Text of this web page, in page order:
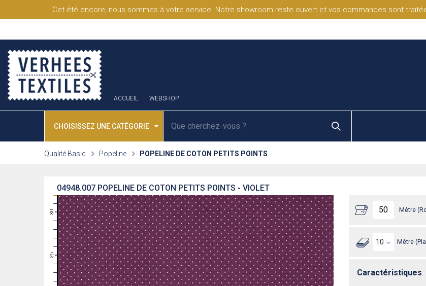
Cet été encore, nous sommes à votre service. Notre showroom reste ouvert et vos commandes sont
ACCUEIL WEBSHOP
CHOISISSEZ UNE CATÉGORIE
Qualité Basic Popeline POPELINE DE COTON PETITS POINTS
POPELINE DE COTON PETITS POINTS - VIOLET
04948.007
22
23
24
25
26
27
28
29
30
31
Mètre
Mètre
Caractéristiques